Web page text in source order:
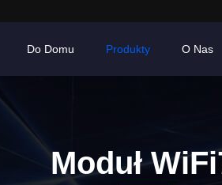
Do Domu Produkty O Nas
Moduł